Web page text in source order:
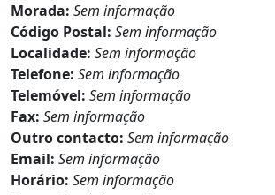
Morada: Sem informação
Código Postal: Sem informação
Localidade: Sem informação
Telefone: Sem informação
Telemóvel: Sem informação
Fax: Sem informação
Outro contacto: Sem informação
Email: Sem informação
Horário: Sem informação